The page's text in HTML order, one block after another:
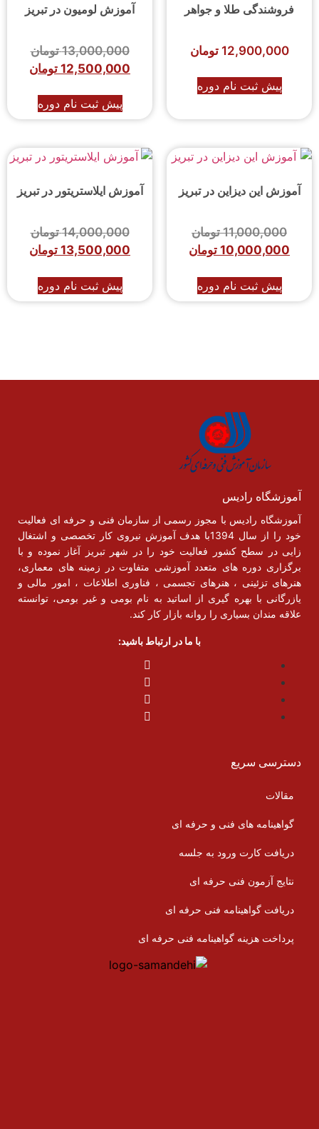
فروشندگی طلا و جواهر
12,900,000 تومان
پیش ثبت نام دوره
آموزش لومیون در تبریز
13,000,000 تومان
12,500,000 تومان
پیش ثبت نام دوره
آموزش این دیزاین در تبریز
11,000,000 تومان
10,000,000 تومان
پیش ثبت نام دوره
آموزش ایلاستریتور در تبریز
14,000,000 تومان
13,500,000 تومان
پیش ثبت نام دوره
آموزشگاه رادیس
آموزشگاه رادیس با مجوز رسمی از سازمان فنی و حرفه ای فعالیت
خود را از سال 1394با هدف آموزش نیروی کار تخصصی و اشتغال
زایی در سطح کشور فعالیت خود را در شهر تبریز آغاز نموده و با
برگزاری دوره های متعدد آموزشی متفاوت در زمینه های معماری،
هنرهای تزئینی ، هنرهای تجسمی ، فناوری اطلاعات ، امور مالی و
یازرگانی با بهره گیری از اساتید به نام بومی و غیر بومی، توانسته
علاقه مندان بسیاری را روانه بازار کار کند.
با ما در ارتباط باشید:
دسترسی سریع
مقالات
گواهینامه های فنی و حرفه ای
دریافت کارت ورود به جلسه
نتایج آزمون فنی حرفه ای
دریافت گواهینامه فنی حرفه ای
پرداخت هزینه گواهینامه فنی حرفه ای